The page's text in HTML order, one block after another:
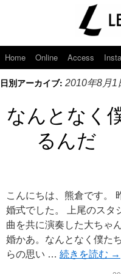
Home Online Access
日別アーカイブ: 2010年8月1
なんとなく
るんだ
こんにちは、熊倉です。
婚式でした。 上尾のスタ
曲を共に演奏した大ちゃ
婚かあ。なんとなく僕た
らの思い … 続きを読む →